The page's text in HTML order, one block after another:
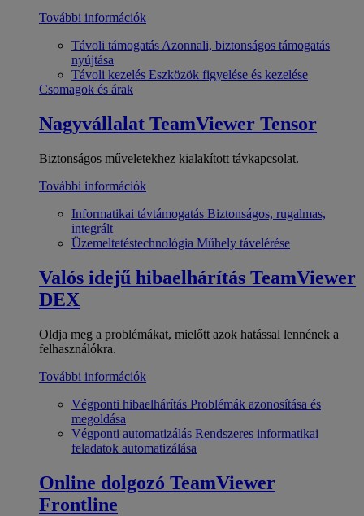
További információk
Távoli támogatás Azonnali, biztonságos támogatás
nyújtása
Távoli kezelés Eszközök figyelése és kezelése
Csomagok és árak
Nagyvállalat TeamViewer Tensor
Biztonságos műveletekhez kialakított távkapcsolat.
További információk
Informatikai távtámogatás Biztonságos, rugalmas,
integrált
Üzemeltetéstechnológia Műhely távelérése
Valós idejű hibaelhárítás TeamViewer
DEX
Oldja meg a problémákat, mielőtt azok hatással lennének a
felhasználókra.
További információk
Végponti hibaelhárítás Problémák azonosítása és
megoldása
Végponti automatizálás Rendszeres informatikai
feladatok automatizálása
Online dolgozó TeamViewer
Frontline